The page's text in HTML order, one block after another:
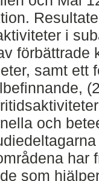
i
förbättrade
samt ett
och
har
som